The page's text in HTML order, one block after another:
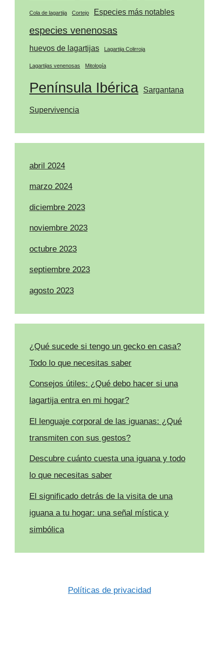
Cola de lagartija Cortejo Especies más notables
especies venenosas
huevos de lagartijas Lagartija Colirroja
Lagartijas venenosas Mitología
Península Ibérica Sargantana
Supervivencia
abril 2024
marzo 2024
diciembre 2023
noviembre 2023
octubre 2023
septiembre 2023
agosto 2023
¿Qué sucede si tengo un gecko en casa?
Todo lo que necesitas saber
Consejos útiles: ¿Qué debo hacer si una
lagartija entra en mi hogar?
El lenguaje corporal de las iguanas: ¿Qué
transmiten con sus gestos?
Descubre cuánto cuesta una iguana y todo
lo que necesitas saber
El significado detrás de la visita de una
iguana a tu hogar: una señal mística y
simbólica
Políticas de privacidad